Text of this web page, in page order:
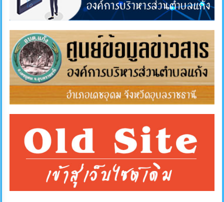
การ
ซื้อ
จัด
จ้าง
เงิน
คลัง
การ